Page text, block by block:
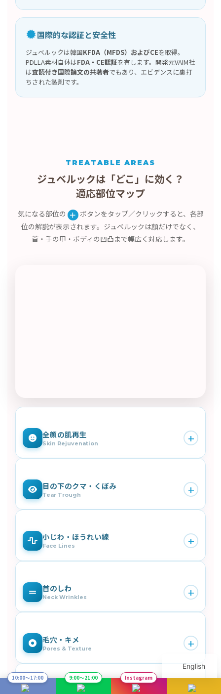
国際的な認証と安全性
ジュベルックは韓国KFDA（MFDS）およびCEを取得。
PDLLA素材自体はFDA・CE認証を有します。開発元VAIM社
は査読付き国際論文の共著者でもあり、エビデンスに裏打
ちされた製剤です。
TREATABLE AREAS
ジュベルックは「どこ」に効く？
適応部位マップ
気になる部位の ＋ボタンをタップ／クリックすると、各部
位の解説が表示されます。ジュベルックは顔だけでなく、
首・手の甲・ボディの凹凸まで幅広く対応します。
全顔の肌再生
Skin Rejuvenation +
最も人気の使い方です。
目の下のクマ・くぼみ
Tear Trough +
そのものに厚みを出し、自然に明るい目元
小じわ・ほうれい線
Face Lines +
めた感」を出さず、
首のしわ
Neck Wrinkles +
ケートな部位こそ
、なじみの良いジュベルックが活き
ます。
毛穴・キメ
Pores & Texture +
開いた毛穴やデコボコしたキメも、真皮のコラーゲン
密度が上がることで内側からなめらかに。「肌のグ
ニキビ跡・凹み
10:00〜17:00 9:00〜21:00 Instagram
English